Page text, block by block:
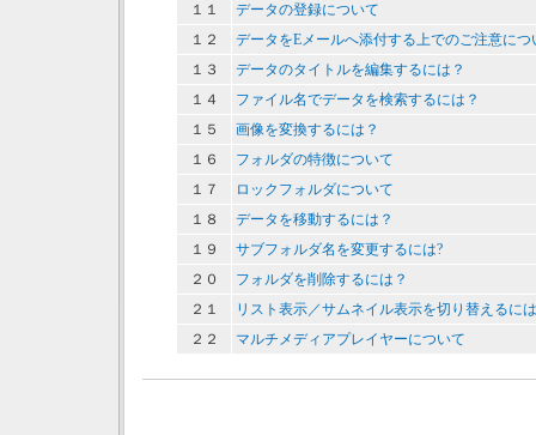
１１
データの登録について
１２
データをEメールへ添付する上でのご注意につ
１３
データのタイトルを編集するには？
１４
ファイル名でデータを検索するには？
１５
画像を変換するには？
１６
フォルダの特徴について
１７
ロックフォルダについて
１８
データを移動するには？
１９
サブフォルダ名を変更するには?
２０
フォルダを削除するには？
２１
リスト表示／サムネイル表示を切り替えるに
２２
マルチメディアプレイヤーについて